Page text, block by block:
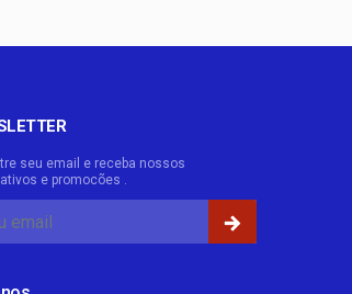
seu email e receba nossos
e promocões .